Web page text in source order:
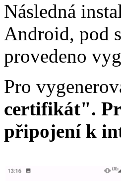
Následná
Android, pod
provedeno
Pro
certifikát".
připojení k